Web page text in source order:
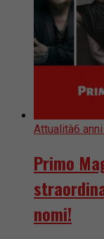
Attualità6
Primo
nomi!